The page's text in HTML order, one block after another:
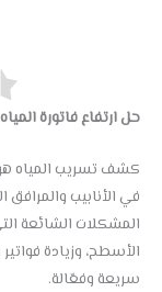
حل ارتفاع فاتورة
كشف تسريب المياه
في الأنابيب والمرافق
المشكلات الشائعة
الأسطح، وزيادة
سريعة وفعّالة.